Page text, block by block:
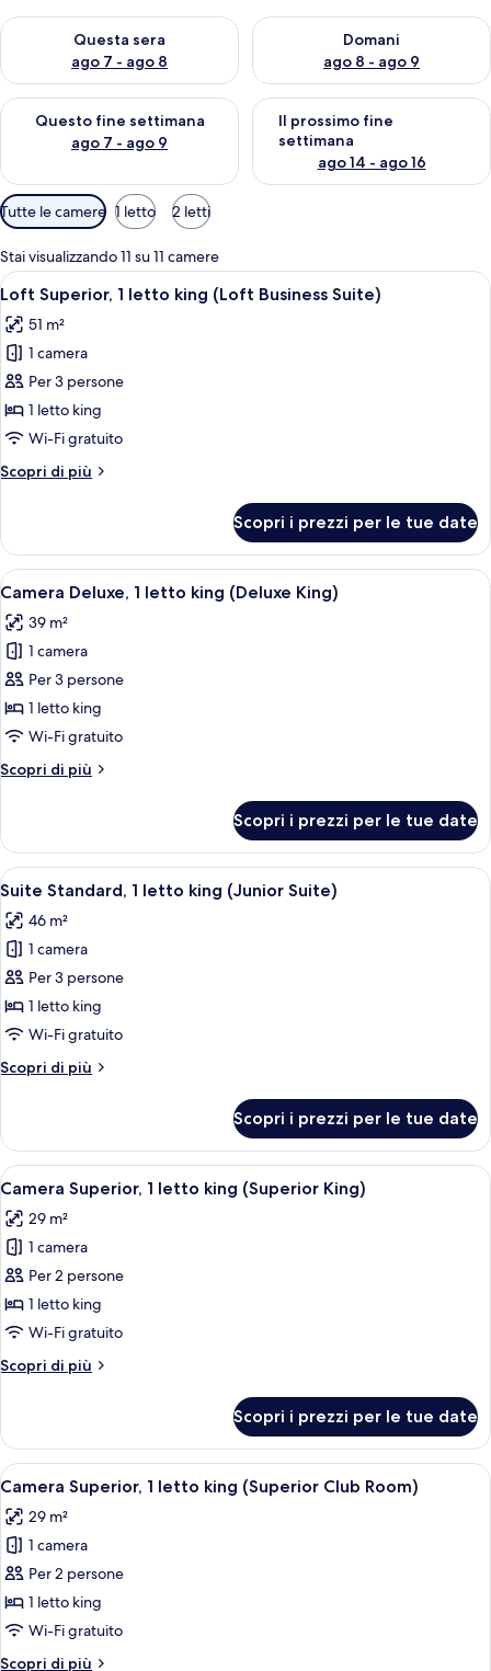
Questa sera
ago 7 - ago 8
Verifica la disponibilità per questa sera, ago 7 - ago 8
Domani
ago 8 - ago 9
Verifica la disponibilità per
Questo fine settimana
ago 7 - ago 9
Verifica la disponibilità per questo fine settimana, ago 7 - ago
Il prossimo fine
settimana
ago 14 - ago 16
Verifica la disponibilità per il
Filtri
disponibili
per
le
camere
Tutte le camere 1 letto 2 letti
Stai visualizzando 11 su 11 camere
Apri
tutte
le
foto
per
Loft
Superior,
letto
Business
Suite)
Una camera d'albergo moderna
8
Loft Superior, 1 letto king (Loft Business Suite)
51 m²
1 camera
Per 3 persone
1 letto king
Wi-Fi gratuito
Scopri di più
Altri
Superior,
letto
(Loft
Business
Scopri i prezzi per le tue date
Apri
tutte
le
foto
per
Camera
Deluxe,
letto
King)
Una camera d'hotel moderna con
4
Camera Deluxe, 1 letto king (Deluxe King)
39 m²
1 camera
Per 3 persone
1 letto king
Wi-Fi gratuito
Scopri di più
Altri
Deluxe,
letto
(Deluxe
King)
Scopri i prezzi per le tue date
Apri
tutte
le
foto
per
Suite
Standard,
letto
Suite)
Una camera d'albergo moderna
10
Suite Standard, 1 letto king (Junior Suite)
46 m²
1 camera
Per 3 persone
1 letto king
Wi-Fi gratuito
Scopri di più
Altri
Standard,
letto
(Junior
Suite)
Scopri i prezzi per le tue date
Apri
tutte
le
foto
per
Camera
Superior,
letto
King)
Una camera d'albergo moderna
5
Camera Superior, 1 letto king (Superior King)
29 m²
1 camera
Per 2 persone
1 letto king
Wi-Fi gratuito
Scopri di più
Altri
Superior,
letto
(Superior
King)
Scopri i prezzi per le tue date
Apri
tutte
le
foto
per
Camera
Superior,
Una camera d'albergo con un letto,
6
Camera Superior, 1 letto king (Superior Club Room)
29 m²
1 camera
Per 2 persone
1 letto king
Wi-Fi gratuito
Scopri di più
Altri